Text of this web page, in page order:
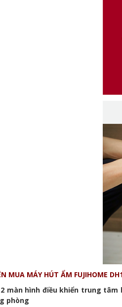
MUA MÁY HÚT ẨM FUJIHOME
2 màn hình điều khiển trung
phòng